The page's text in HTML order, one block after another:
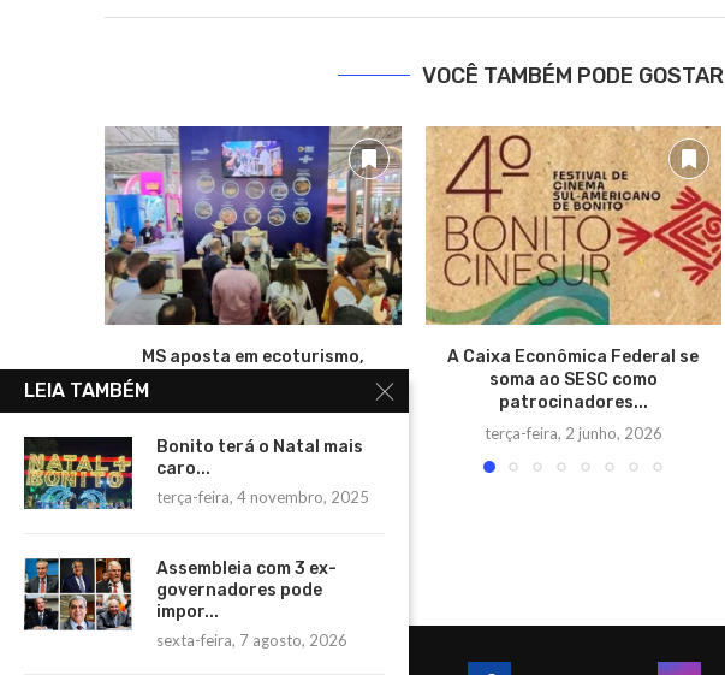
VOCÊ TAMBÉM PODE GOSTAR
MS aposta em ecoturismo,
gastronomia e sustentabilidade
A Caixa Econômica Federal se
soma ao SESC como
patrocinadores...
terça-feira, 2 junho, 2026
LEIA TAMBÉM
Bonito terá o Natal mais
caro...
terça-feira, 4 novembro, 2025
Assembleia com 3 ex-
governadores pode
impor...
sexta-feira, 7 agosto, 2026